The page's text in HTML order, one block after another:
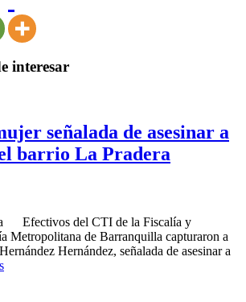
interesar
señalada de asesinar a
barrio La Pradera
Efectivos del CTI de la Fiscalía y
Metropolitana de Barranquilla capturaron a
Hernández, señalada de asesinar a